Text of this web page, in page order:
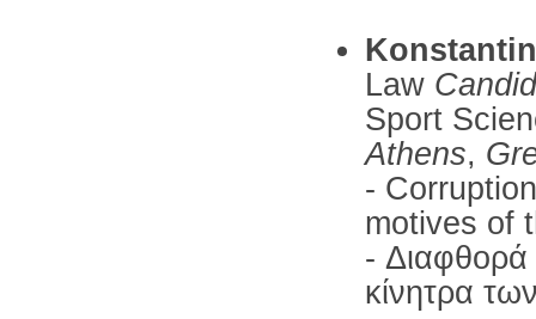
Law
Sport
Athens,
-
motives of
- Διαφθορά
κίνητρα